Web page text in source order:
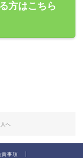
方はこちら
へ
責事項